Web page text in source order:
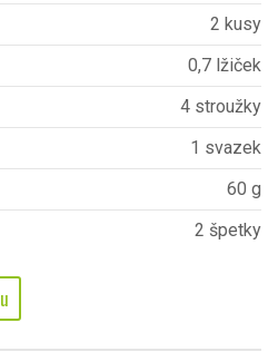
2 kusy
0,7 lžiček
4 stroužky
1 svazek
60 g
2 špetky